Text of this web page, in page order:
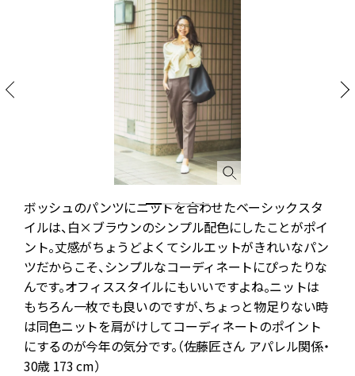
ボッシュのパンツにニットを合わせたベーシックスタ
イルは、白×ブラウンのシンプル配色にしたことがポイ
ント。丈感がちょうどよくてシルエットがきれいなパン
ツだからこそ、シンプルなコーディネートにぴったりな
んです。オフィススタイルにもいいですよね。ニットは
もちろん一枚でも良いのですが、ちょっと物足りない時
は同色ニットを肩がけしてコーディネートのポイント
にするのが今年の気分です。（佐藤匠さん アパレル関係・
30歳 173 cm）